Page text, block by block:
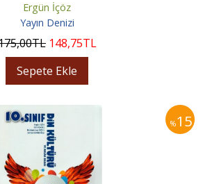
Ergün İçöz
Yayın Denizi
,00TL 148,75TL
Sepete Ekle
%15